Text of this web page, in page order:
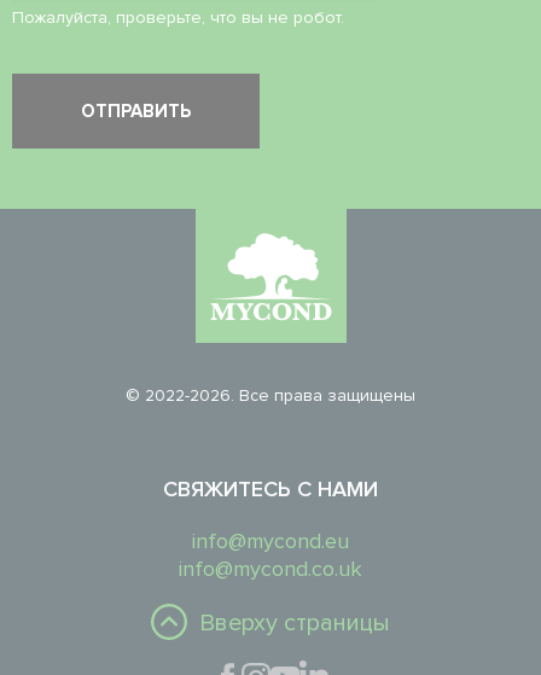
Пожалуйста, проверьте, что вы не робот.
© 2022-2026. Все права защищены
СВЯЖИТЕСЬ С НАМИ
info@mycond.eu
info@mycond.co.uk
Вверху страницы